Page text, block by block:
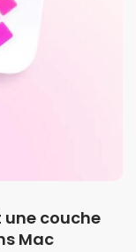
une couche
Mac